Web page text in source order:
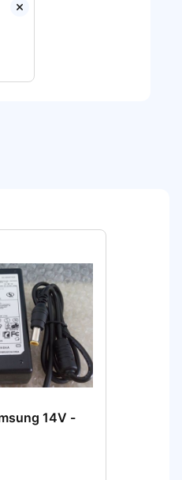
14V -